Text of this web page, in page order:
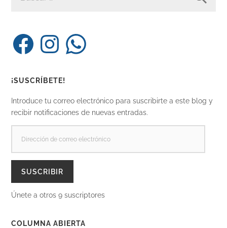
FacebookInstagramWhatsApp
¡SUSCRÍBETE!
Introduce tu correo electrónico para suscribirte a este blog y
recibir notificaciones de nuevas entradas.
CORREO
SUSCRIBIR
Únete a otros 9 suscriptores
COLUMNA ABIERTA